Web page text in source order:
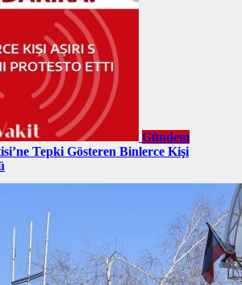
Gündem
Tepki Gösteren Binlerce Kişi